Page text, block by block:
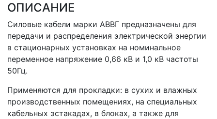
ОПИСАНИЕ
Силовые кабели марки АВВГ предназначены для
передачи и распределения электрической энергии
в стационарных установках на номинальное
переменное напряжение 0,66 кВ и 1,0 кВ частоты
50Гц.
Применяются для прокладки: в сухих и влажных
производственных помещениях, на специальных
кабельных эстакадах, в блоках, а также для